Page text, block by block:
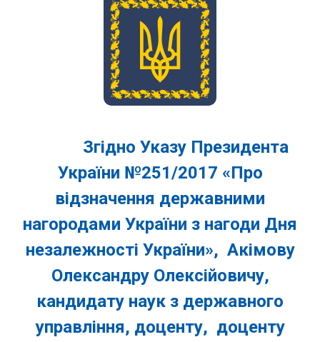
Згідно Указу Президента
України №251/2017 «Про
відзначення державними
нагородами України з нагоди Дня
незалежності України», Акімову
Олександру Олексійовичу,
кандидату наук з державного
управління, доценту, доценту